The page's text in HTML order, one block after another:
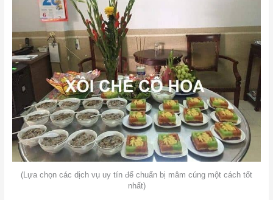
(Lựa chọn các dịch vụ uy tín để chuẩn bị mâm cúng một cách tốt
nhất)